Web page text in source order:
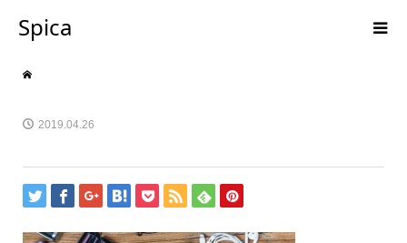
Spica
2019.04.26